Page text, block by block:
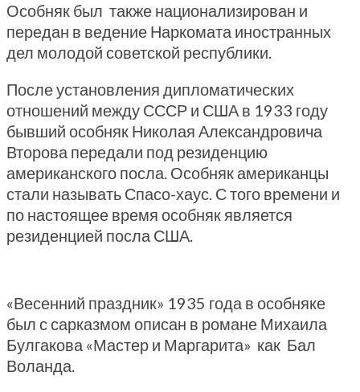
Особняк был также национализирован и
передан в ведение Наркомата иностранных
дел молодой советской республики.
После установления дипломатических
отношений между СССР и США в 1933 году
бывший особняк Николая Александровича
Второва передали под резиденцию
американского посла. Особняк американцы
стали называть Спасо-хаус. С того времени и
по настоящее время особняк является
резиденцией посла США.
«Весенний праздник» 1935 года в особняке
был с сарказмом описан в романе Михаила
Булгакова «Мастер и Маргарита» как Бал
Воланда.